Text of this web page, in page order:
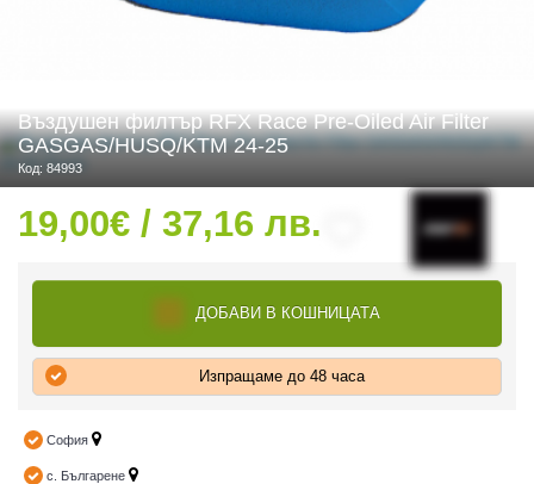
Въздушен филтър RFX Race Pre-Oiled Air Filter
GASGAS/HUSQ/KTM 24-25
Код: 84993
19,00€ / 37,16 лв.
ДОБАВИ В КОШНИЦАТА
Изпращаме до 48 часа
София
с. Българене